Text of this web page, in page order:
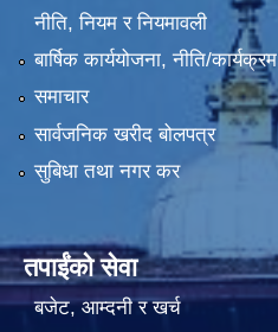
नीति, नियम र नियमावली
बार्षिक कार्ययोजना, नीति/कार्यक्रम
समाचार
सार्वजनिक खरीद बोलपत्र
सुबिधा तथा नगर कर
तपाईंको सेवा
बजेट, आम्दनी र खर्च